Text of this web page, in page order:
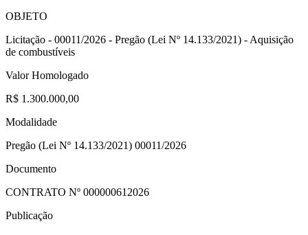
OBJETO
Licitação - 00011/2026 - Pregão (Lei Nº 14.133/2021) - Aquisição
de combustíveis
Valor Homologado
R$ 1.300.000,00
Modalidade
Pregão (Lei Nº 14.133/2021) 00011/2026
Documento
CONTRATO Nº 000000612026
Publicação